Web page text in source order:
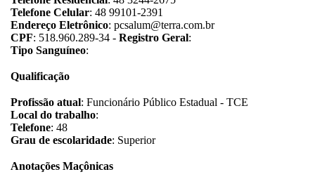
Telefone Celular: 48 99101-2391
Endereço Eletrônico: pcsalum@terra.com.br
CPF: 518.960.289-34 - Registro Geral:
Tipo Sanguíneo:
Qualificação
Profissão atual: Funcionário Público Estadual - TCE
Local do trabalho:
Telefone: 48
Grau de escolaridade: Superior
Anotações Maçônicas